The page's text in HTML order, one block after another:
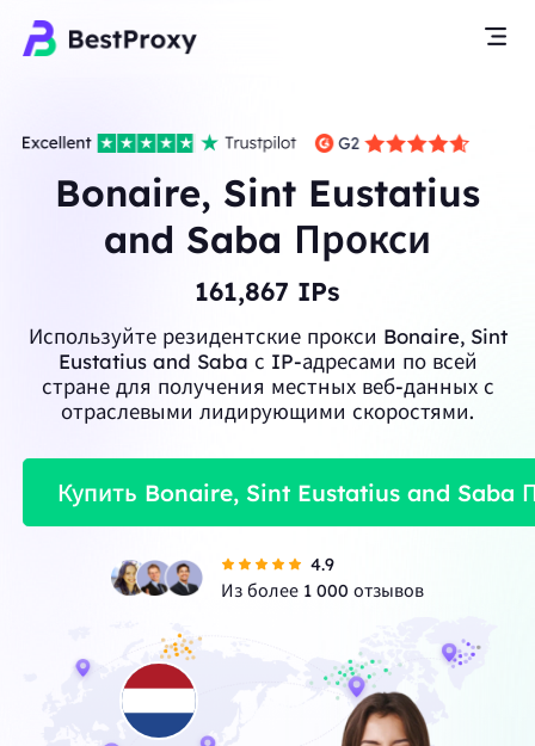
Bonaire, Sint Eustatius
and Saba Прокси
161,867 IPs
Используйте резидентские прокси Bonaire, Sint
Eustatius and Saba с IP-адресами по всей
стране для получения местных веб-данных с
отраслевыми лидирующими скоростями.
Купить Bonaire, Sint Eustatius and Saba
4.9
Из более 1 000 отзывов